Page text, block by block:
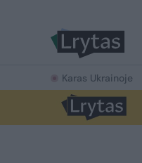
Karas Ukrainoje